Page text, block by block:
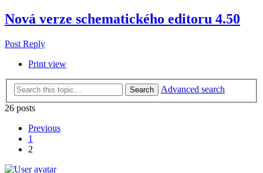
Nová verze schematického editoru 4.50
Post Reply
Print view
Search
Advanced search
26 posts
Previous
1
2